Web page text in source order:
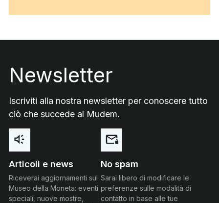
Newsletter
Iscriviti alla nostra newsletter per conoscere tutto
ciò che succede al Mudem.
Articoli e news
Riceverai aggiornamenti sul
Museo della Moneta: eventi
speciali, nuove mostre,
No spam
Sarai libero di modificare le
preferenze sulle modalità di
contatto in base alle tue